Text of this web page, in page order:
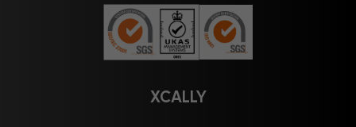
XCALLY